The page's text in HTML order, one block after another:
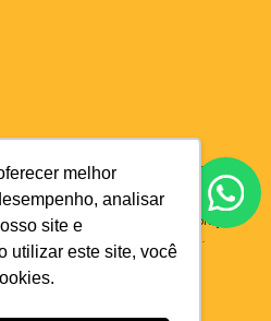
melhor
analisar
site e
utilizar este site, você
site são válidos apenas para compras
Física. Destacamos que os preços
demais anunciados em outros meios
Em caso de divergência do preço e
sempre o do carrinho de compras.